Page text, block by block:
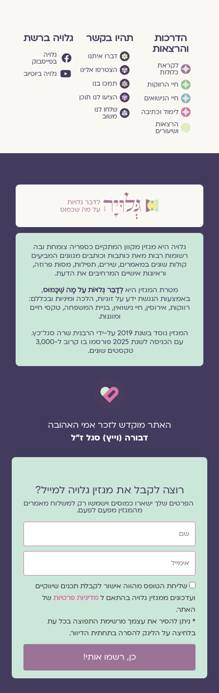
הדרכות
והרצאות
לקראת
כלולות
חיי הרווקות
חיי הנישואים
לימוד וכתיבה
הרצאות
ושיעורים
תהיו בקשר
דברו איתנו
הצטרפו אלינו
תמכו בנו
הציעו לנו תוכן
שלחו לנו
משוב
גלויה ברשת
גלויה
בפייסבוק
גלויה ביוטיוב
גלויה היא מגזין מקוון המתקיים כספריה צומחת ובה
רשומות רבות מאת כותבות וכותבים מגוונים המביעים
קולות שונים במאמרים, שירים, תפילות, מסות פרוזה,
וראיונות אישיים המרחיבים את הדעת.
מטרת המגזין היאלְדַבֵּר גְּלוּיוֹת עַל מָה שֶׁכָּמוּס,
באמצעות הנגשת ידע על זוגיות, הלכה ומיניות ובכללם:
רווקות, אירוסין, חיי נישואין, בניית המשפחה, טקסי חיים
ומוגנוּת.
המגזין נוסד בשנת 2019 על-ידי הרבנית שרה סגל־כץ.
עם הכניסה לשנת 2025 פורסמו בו קרוב ל-3,000
טקסטים שונים.
האתר מוקדש לזכר אמי האהובה
דבורה (וייץ) סגל ז"ל
רוצה לקבל את מגזין גלויה למייל?
הפרטים שלך ישארו כמוסים וישמשו רק למשלוח מאמרים
מהמגזין מפעם לפעם.
שם
אימייל
שדה
הסכמה
שליחת הטופס מהווה אישור לקבלת תכנים שיווקיים
ועדכונים ממגזין גלויה בהתאם למדיניות פרטיות של
האתר.
* ניתן להסיר את עצמך מרשימת התפוצה בכל עת
בלחיצה על הלינק להסרה בתחתית הדיוור.
כן, רשמו אותי!